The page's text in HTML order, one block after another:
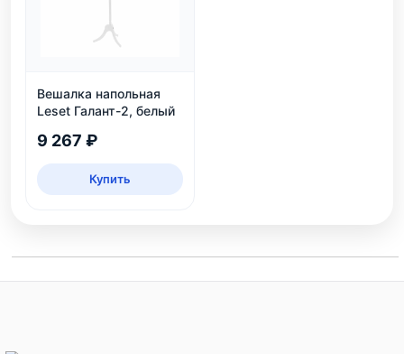
Вешалка напольная
Leset Галант-2, белый
9 267 ₽
Купить